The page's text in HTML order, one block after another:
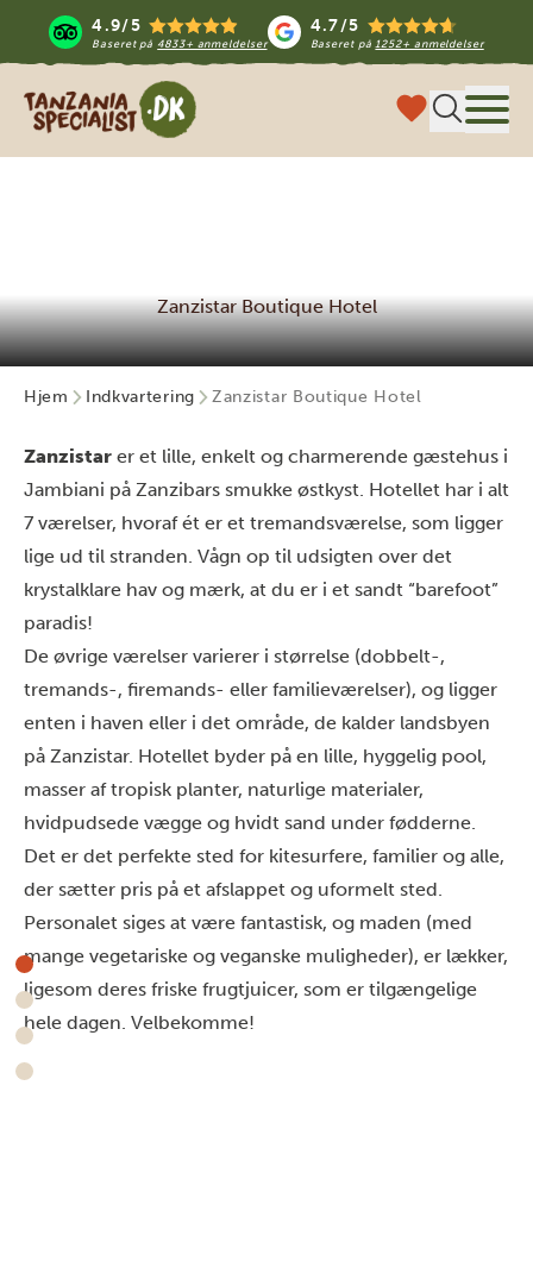
4.9/5
Baseret på 4833+ anmeldelser
4.7/5
Baseret på1252+ anmeldelser
Tanzania Specialist
Zanzistar Boutique Hotel
Hjem Indkvartering Zanzistar Boutique Hotel
Zanzistar er et lille, enkelt og charmerende gæstehus i
Jambiani på Zanzibars smukke østkyst. Hotellet har i alt
7 værelser, hvoraf ét er et tremandsværelse, som ligger
lige ud til stranden. Vågn op til udsigten over det
krystalklare hav og mærk, at du er i et sandt “barefoot”
paradis!
De øvrige værelser varierer i størrelse (dobbelt-,
tremands-, firemands- eller familieværelser), og ligger
enten i haven eller i det område, de kalder landsbyen
på Zanzistar. Hotellet byder på en lille, hyggelig pool,
masser af tropisk planter, naturlige materialer,
hvidpudsede vægge og hvidt sand under fødderne.
Det er det perfekte sted for kitesurfere, familier og alle,
der sætter pris på et afslappet og uformelt sted.
Personalet siges at være fantastisk, og maden (med
mange vegetariske og veganske muligheder), er lækker,
ligesom deres friske frugtjuicer, som er tilgængelige
hele dagen. Velbekomme!